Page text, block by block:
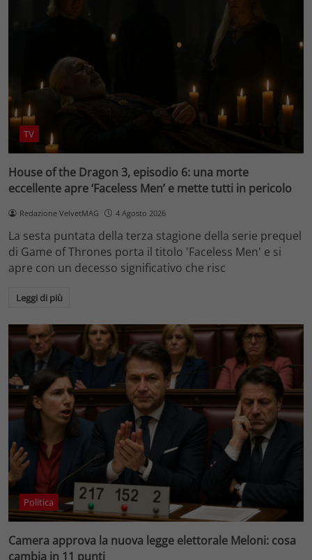
TV
House of the Dragon 3, episodio 6: una morte
eccellente apre ‘Faceless Men’ e mette tutti in pericolo
Redazione VelvetMAG 4 Agosto 2026
La sesta puntata della terza stagione della serie prequel
di Game of Thrones porta il titolo 'Faceless Men' e si
apre con un decesso significativo che risc
Leggi di più
Politica
Camera approva la nuova legge elettorale Meloni: cosa
cambia in 11 punti